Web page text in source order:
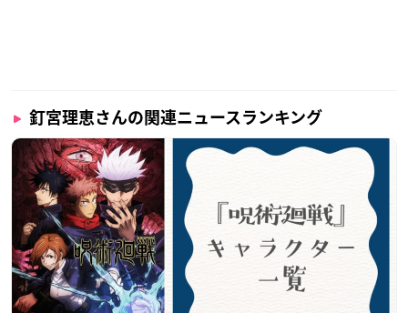
釘宮理恵さんの関連ニュースランキング